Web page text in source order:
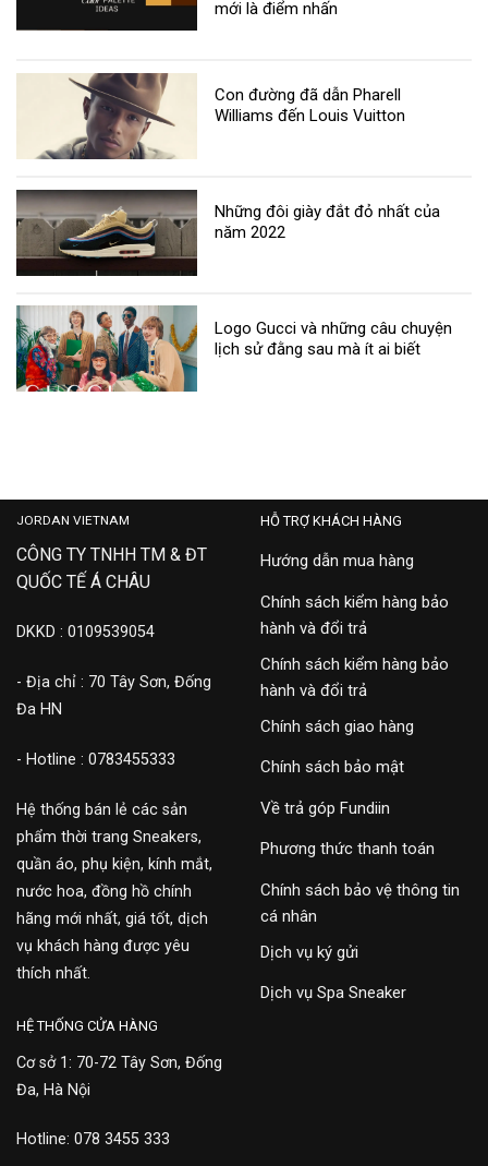
mới là điểm nhấn
Con đường đã dẫn Pharell
Williams đến Louis Vuitton
Những đôi giày đắt đỏ nhất của
năm 2022
Logo Gucci và những câu chuyện
lịch sử đằng sau mà ít ai biết
JORDAN VIETNAM
CÔNG TY TNHH TM & ĐT
QUỐC TẾ Á CHÂU
DKKD : 0109539054
- Địa chỉ : 70 Tây Sơn, Đống
Đa HN
- Hotline : 0783455333
Hệ thống bán lẻ các sản
phẩm thời trang Sneakers,
quần áo, phụ kiện, kính mắt,
nước hoa, đồng hồ chính
hãng mới nhất, giá tốt, dịch
vụ khách hàng được yêu
thích nhất.
HỖ TRỢ KHÁCH HÀNG
Hướng dẫn mua hàng
Chính sách kiểm hàng bảo
hành và đổi trả
Chính sách kiểm hàng bảo
hành và đổi trả
Chính sách giao hàng
Chính sách bảo mật
Về trả góp Fundiin
Phương thức thanh toán
Chính sách bảo vệ thông tin
cá nhân
Dịch vụ ký gửi
Dịch vụ Spa Sneaker
HỆ THỐNG CỬA HÀNG
Cơ sở 1: 70-72 Tây Sơn, Đống
Đa, Hà Nội
Hotline: 078 3455 333